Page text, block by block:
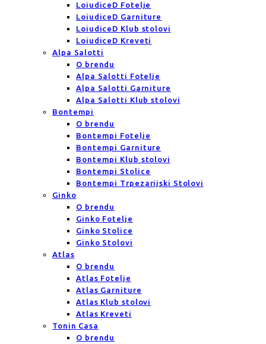
LoiudiceD Fotelje
LoiudiceD Garniture
LoiudiceD Klub stolovi
LoiudiceD Kreveti
Alpa Salotti
O brendu
Alpa Salotti Fotelje
Alpa Salotti Garniture
Alpa Salotti Klub stolovi
Bontempi
O brendu
Bontempi Fotelje
Bontempi Garniture
Bontempi Klub stolovi
Bontempi Stolice
Bontempi Trpezarijski Stolovi
Ginko
O brendu
Ginko Fotelje
Ginko Stolice
Ginko Stolovi
Atlas
O brendu
Atlas Fotelje
Atlas Garniture
Atlas Klub stolovi
Atlas Kreveti
Tonin Casa
O brendu